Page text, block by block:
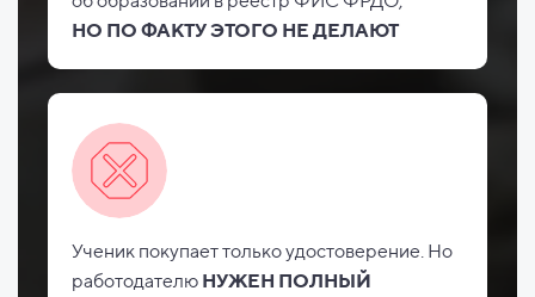
НО ПО ФАКТУ ЭТОГО НЕ ДЕЛАЮТ
Ученик покупает только удостоверение. Но
работодателю НУЖЕН ПОЛНЫЙ